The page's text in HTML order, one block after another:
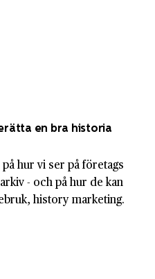
en bra historia
hur vi ser på företags
- och på hur de kan
history marketing.